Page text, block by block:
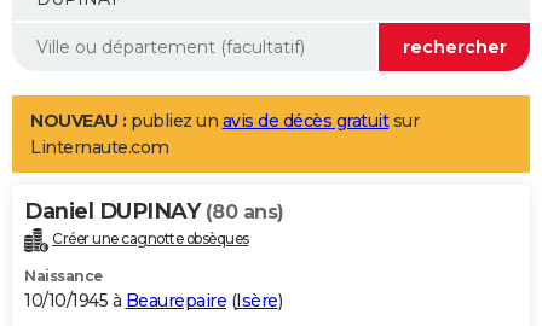
Mobiles
Meilleur smartphone
Internet
Ordinateurs
Jeux vidéo
Guide high-tech
Aménagement intérieur
LIFESTYLE
Art de vivre
Bien-être
Loisirs
Mode
Modes de vie
Alimentation
Guide de la santé
Maladies
Médicaments
Sommeil
VOYAGE
Destinations
City break
Voyage nature
Voyage de noces
Forum
Climat
+PHOTO
GUIDES D'ACHAT
NOUVEAU : publiez un avis de décès gratuitsur
Linternaute.com
Daniel DUPINAY (80 ans)
Créer une cagnotte obsèques
Naissance
10/10/1945 à Beaurepaire (Isère)